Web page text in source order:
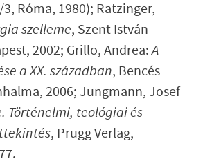
Róma, 1980); Ratzinger,
szelleme, Szent István
2002; Grillo, Andrea:A
a XX. században, Bencés
2006; Jungmann, Josef
Történelmi, teológiai és
, Prugg Verlag,